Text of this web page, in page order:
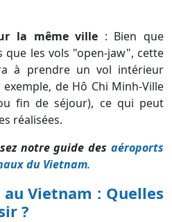
la même ville : Bien que
que les vols "open-jaw", cette
à prendre un vol intérieur
de Hô Chi Minh-Ville
fin de séjour), ce qui peut
réalisées.
notre guide des aéroports
du Vietnam.
Vietnam : Quelles
?